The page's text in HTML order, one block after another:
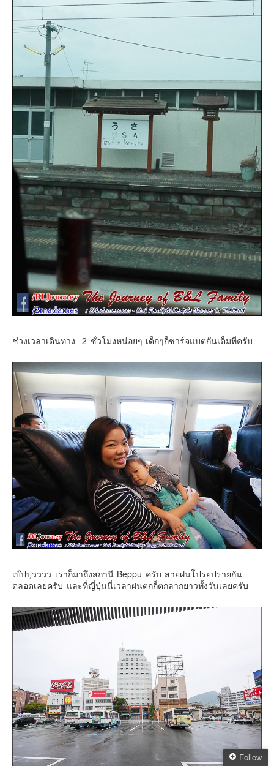
ช่วงเวลาเดินทาง 2 ชั่วโมงหน่อยๆ เด็กๆก็ชาร์จแบตกันเต็มที่ครับ
เบ๊ปปุวววว เราก็มาถึงสถานี Beppu ครับ สายฝนโปรยปรายกัน
ตลอดเลยครับ และที่ญี่ปุ่นนี่เวลาฝนตกก็ตกลากยาวทั้งวันเลยครับ
Follow